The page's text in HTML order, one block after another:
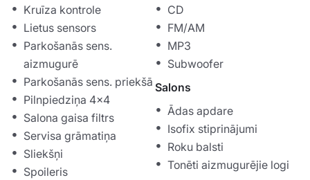
Kruīza kontrole
Lietus sensors
Parkošanās sens.
aizmugurē
Parkošanās sens. priekšā
Pilnpiedziņa 4x4
Salona gaisa filtrs
Servisa grāmatiņa
Sliekšņi
Spoileris
CD
FM/AM
MP3
Subwoofer
Salons
Ādas apdare
Isofix stiprinājumi
Roku balsti
Tonēti aizmugurējie logi